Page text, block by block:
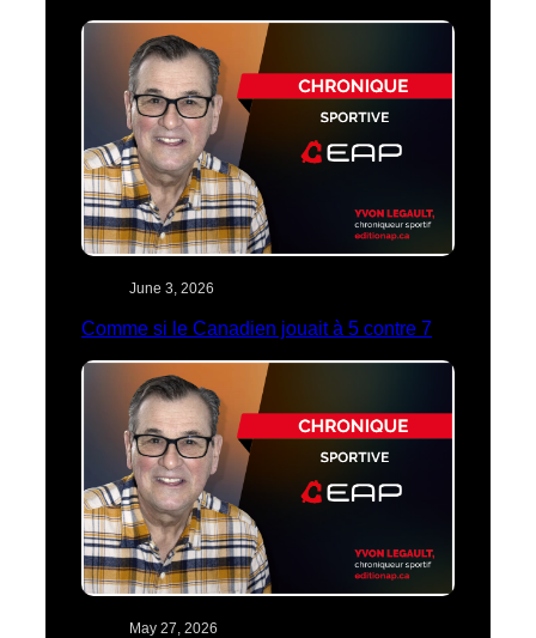
June 3, 2026
Comme si le Canadien jouait à 5 contre 7
May 27, 2026